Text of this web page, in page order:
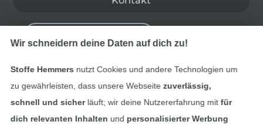
Finde mehr Inspiration
Wir schneidern deine Daten auf dich zu!
Stoffe Hemmers nutzt Cookies und andere Technologien um
zu gewährleisten, dass unsere Webseite zuverlässig,
schnell und sicherläuft; wir deine Nutzererfahrung mitfür
dich relevanten Inhalten und personalisierter Werbung